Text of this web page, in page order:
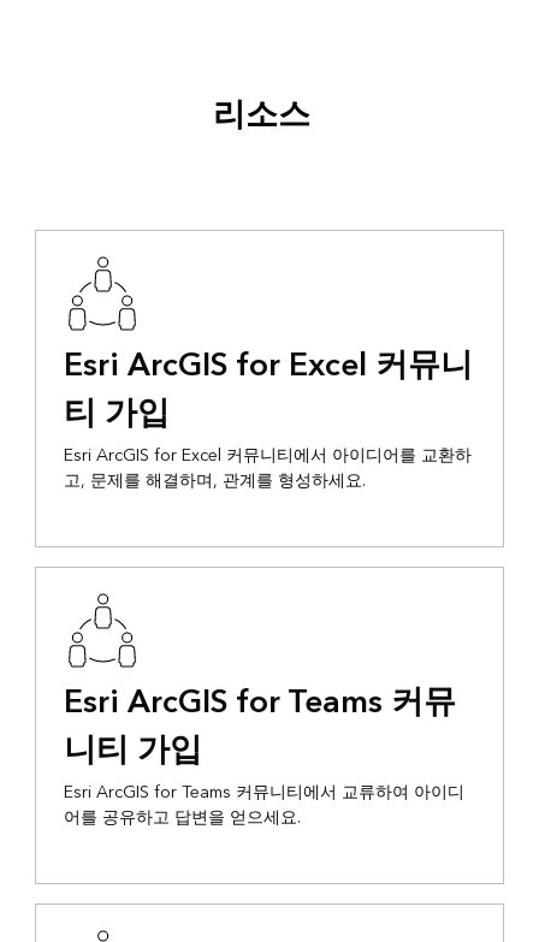
리소스
Esri ArcGIS for Excel 커뮤니
티 가입
Esri ArcGIS for Excel 커뮤니티에서 아이디어를 교환하
고, 문제를 해결하며, 관계를 형성하세요.
Esri ArcGIS for Teams 커뮤
니티 가입
Esri ArcGIS for Teams 커뮤니티에서 교류하여 아이디
어를 공유하고 답변을 얻으세요.